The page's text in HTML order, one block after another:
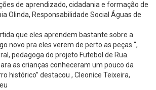
de aprendizado, cidadania e formação de
Olinda, Responsabilidade Social Águas de
que eles aprendem bastante sobre a
novo pra eles verem de perto as peças “,
pedagoga do projeto Futebol de Rua.
as crianças conheceram um pouco da
histórico” destacou , Cleonice Teixeira,